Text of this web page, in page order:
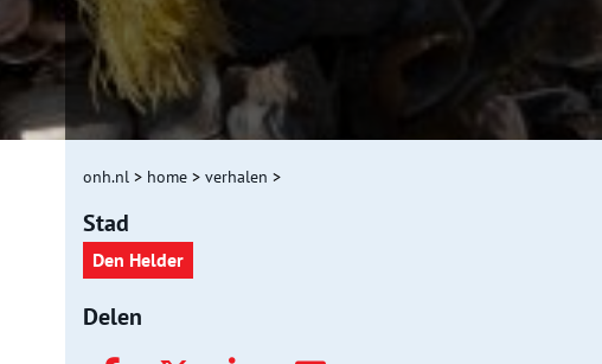
onh.nl > home > verhalen >
Stad
Den Helder
Delen